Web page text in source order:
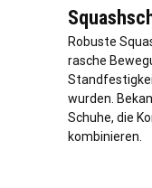
Robuste
rasche
wurden.
Schuhe, die
kombinieren.